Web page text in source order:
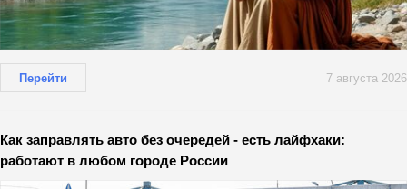
Перейти 7 августа 2026
Как заправлять авто без очередей - есть лайфхаки:
работают в любом городе России